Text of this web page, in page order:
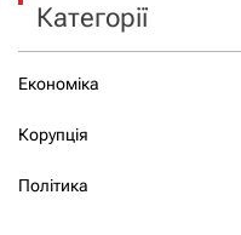
Категорії
Економіка
Корупція
Політика